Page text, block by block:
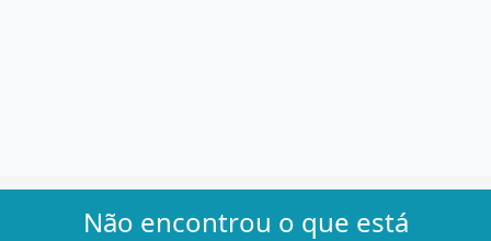
Não encontrou o que está